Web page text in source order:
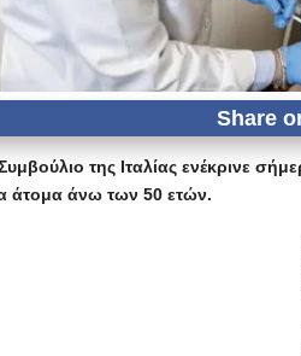
της Ιταλίας ενέκρινε
άτομα άνω των 50 ετών.